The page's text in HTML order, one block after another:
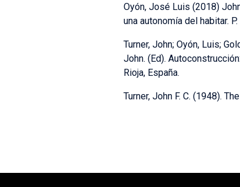
Oyón, José Luis (2018)
una autonomía del habitar.
Turner, John; Oyón, Luis;
John. (Ed).
Rioja, España.
Turner, John F. C. (1948).